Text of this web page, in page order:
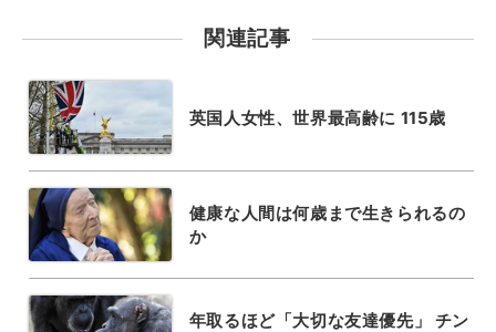
関連記事
英国人女性、世界最高齢に 115歳
健康な人間は何歳まで生きられるの
か
年取るほど「大切な友達優先」 チン